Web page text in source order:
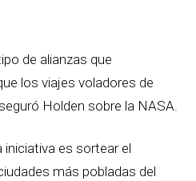
de alianzas que
los viajes voladores de
Holden sobre la NASA.
es sortear el
más pobladas del